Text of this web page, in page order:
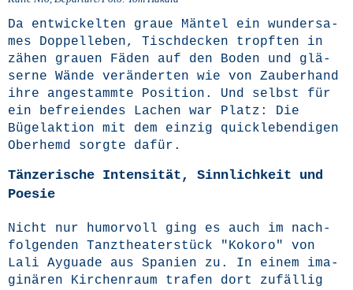
Da ent­wi­ckel­ten graue Män­tel ein wun­der­sa­
mes Dop­pel­le­ben, Tisch­de­cken tropf­ten in
zähen grau­en Fäden auf den Boden und glä­
ser­ne Wän­de ver­än­der­ten wie von Zau­ber­hand
ihre ange­stamm­te Posi­ti­on. Und selbst für
ein befrei­en­des Lachen war Platz: Die
Bügel­ak­ti­on mit dem ein­zig quick­le­ben­di­gen
Ober­hemd sorg­te dafür.
Tänzerische Intensität, Sinnlichkeit und
Poesie
Nicht nur humor­voll ging es auch im nach­
fol­gen­den Tanz­thea­ter­stück "Koko­ro" von
Lali Aygua­de aus Spa­ni­en zu. In einem ima­
gi­nä­ren Kir­chen­raum tra­fen dort zufäl­lig